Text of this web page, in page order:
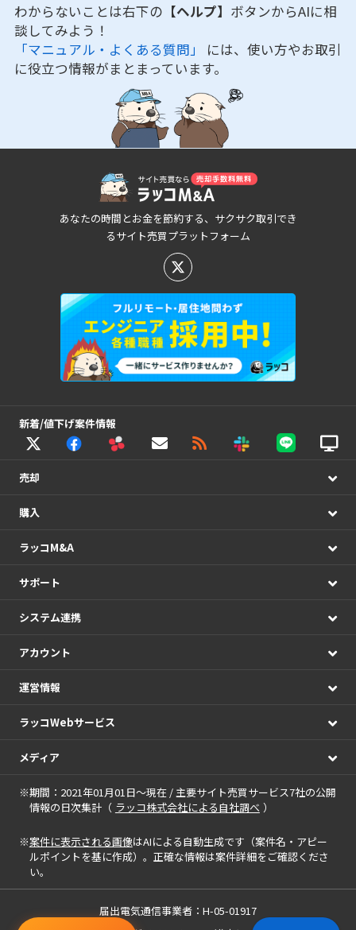
わからないことは右下の 【ヘルプ】 ボタンからAIに相
談してみよう！
「マニュアル・よくある質問」 には、使い方やお取引
に役立つ情報がまとまっています。
あなたの時間とお金を節約する、サクサク取引でき
るサイト売買プラットフォーム
新着/値下げ案件情報
売却
購入
ラッコM&A
サポート
システム連携
アカウント
運営情報
ラッコWebサービス
メディア
※期間：2021年01月01日～現在 / 主要サイト売買サービス7社の公開
情報の日次集計（ ラッコ株式会社による自社調べ ）
※案件に表示される画像はAIによる自動生成です（案件名・アピー
ルポイントを基に作成）。正確な情報は案件詳細をご確認くださ
い。
届出電気通信事業者：H-05-01917